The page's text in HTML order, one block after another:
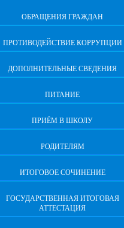
ОБРАЩЕНИЯ ГРАЖДАН
ПРОТИВОДЕЙСТВИЕ КОРРУПЦИИ
ДОПОЛНИТЕЛЬНЫЕ СВЕДЕНИЯ
ПИТАНИЕ
ПРИЁМ В ШКОЛУ
РОДИТЕЛЯМ
ИТОГОВОЕ СОЧИНЕНИЕ
ГОСУДАРСТВЕННАЯ ИТОГОВАЯ
АТТЕСТАЦИЯ